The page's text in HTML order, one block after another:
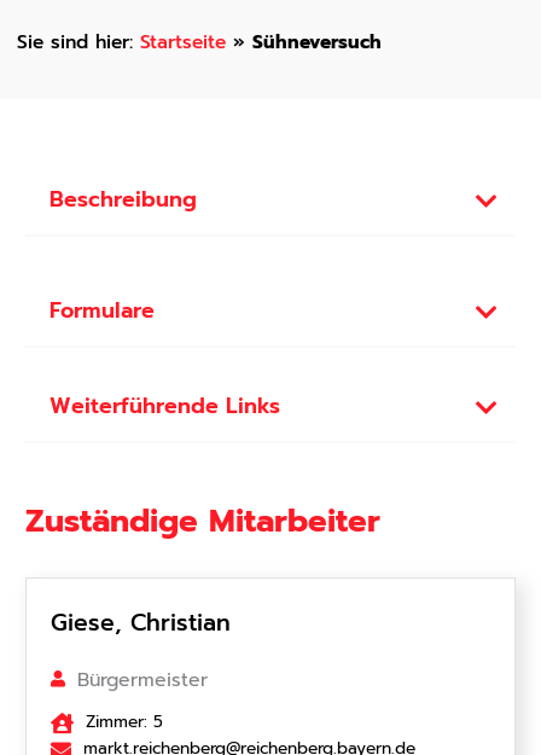
Startseite» Sühneversuch
Beschreibung
Formulare
Weiterführende Links
Zuständige Mitarbeiter
Giese, Christian
Bürgermeister
Zimmer: 5
markt.reichenberg@reichenberg.bayern.de